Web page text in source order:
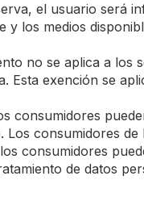
el usuario será
los medios
no se aplica a los
exención se
consumidores
consumidores de
consumidores
de datos